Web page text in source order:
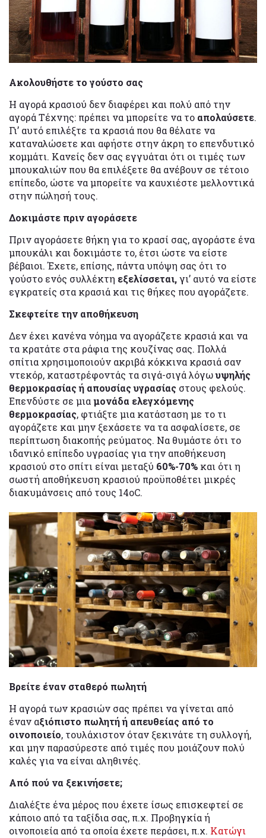
Ακολουθήστε το γούστο σας
Η αγορά κρασιού δεν διαφέρει και πολύ από την
αγορά Τέχνης: πρέπει να μπορείτε να το απολαύσετε.
Γι’ αυτό επιλέξτε τα κρασιά που θα θέλατε να
καταναλώσετε και αφήστε στην άκρη το επενδυτικό
κομμάτι. Κανείς δεν σας εγγυάται ότι οι τιμές των
μπουκαλιών που θα επιλέξετε θα ανέβουν σε τέτοιο
επίπεδο, ώστε να μπορείτε να καυχιέστε μελλοντικά
στην πώλησή τους.
Δοκιμάστε πριν αγοράσετε
Πριν αγοράσετε θήκη για το κρασί σας, αγοράστε ένα
μπουκάλι και δοκιμάστε το, έτσι ώστε να είστε
βέβαιοι. Έχετε, επίσης, πάντα υπόψη σας ότι το
γούστο ενός συλλέκτη εξελίσσεται,γι’ αυτό να είστε
εγκρατείς στα κρασιά και τις θήκες που αγοράζετε.
Σκεφτείτε την αποθήκευση
Δεν έχει κανένα νόημα να αγοράζετε κρασιά και να
τα κρατάτε στα ράφια της κουζίνας σας. Πολλά
σπίτια χρησιμοποιούν ακριβά κόκκινα κρασιά σαν
ντεκόρ, καταστρέφοντάς τα σιγά-σιγά λόγωυψηλής
θερμοκρασίας ή απουσίας υγρασίας στους φελούς.
Επενδύστε σε μιαμονάδα ελεγχόμενης
θερμοκρασίας, φτιάξτε μια κατάσταση με το τι
αγοράζετε και μην ξεχάσετε να τα ασφαλίσετε, σε
περίπτωση διακοπής ρεύματος. Να θυμάστε ότι το
ιδανικό επίπεδο υγρασίας για την αποθήκευση
κρασιού στο σπίτι είναι μεταξύ 60%-70% και ότι η
σωστή αποθήκευση κρασιού προϋποθέτει μικρές
διακυμάνσεις από τους 14οC.
Βρείτε έναν σταθερό πωλητή
Η αγορά των κρασιών σας πρέπει να γίνεται από
έναν αξιόπιστο πωλητή ή απευθείας από το
οινοποιείο, τουλάχιστον όταν ξεκινάτε τη συλλογή,
και μην παρασύρεστε από τιμές που μοιάζουν πολύ
καλές για να είναι αληθινές.
Από πού να ξεκινήσετε;
Διαλέξτε ένα μέρος που έχετε ίσως επισκεφτεί σε
κάποιο από τα ταξίδια σας, π.χ. Προβηγκία ή
οινοποιεία από τα οποία έχετε περάσει, π.χ. Κατώγι